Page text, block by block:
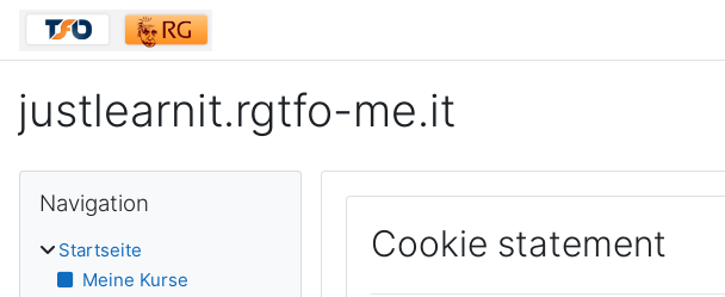
Zum Hauptinhalt
justlearnit.rgtfo-me.it
Cookie statement
Blöcke
Navigation
Startseite
Meine Kurse